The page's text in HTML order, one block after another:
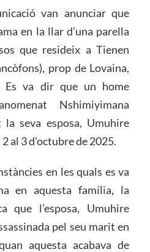
van anunciar que
en la llar d’una parella
que resideix a Tienen
prop de Lovaina,
Es va dir que un home
Nshimiyimana
seva esposa, Umuhire
al 3 d’octubre de 2025.
en les quals es va
en aquesta família, la
que l’esposa, Umuhire
pel seu marit en
aquesta acabava de